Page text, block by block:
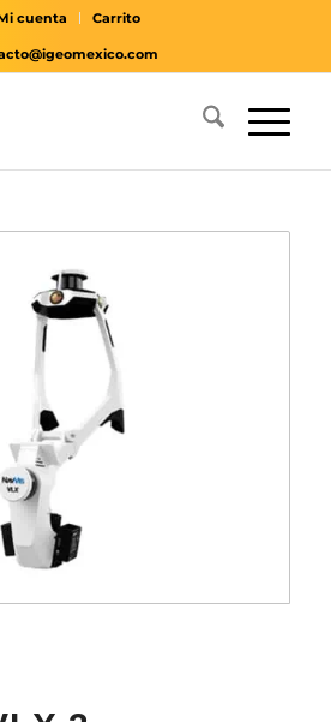
cuenta Carrito